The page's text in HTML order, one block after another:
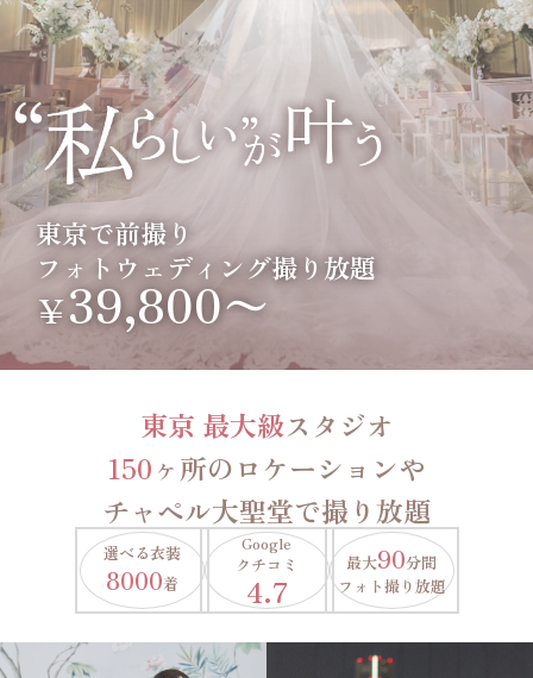
東京で前撮り
フォトウェディング撮り放題
￥39,800〜
東京 最大級スタジオ
150ヶ所のロケーションや
チャペル大聖堂で撮り放題
選べる衣装
8000着
Google
クチコミ
4.7
最大90分間
フォト撮り放題